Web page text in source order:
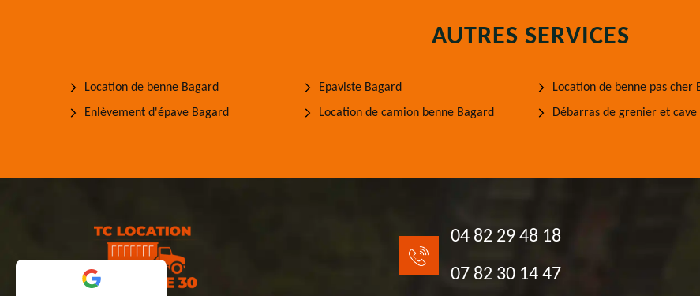
AUTRES SERVICES
Location de benne Bagard
Enlèvement d'épave Bagard
Epaviste Bagard
Location de camion benne Bagard
Location de benne pas cher
Débarras de grenier et cave
04 82 29 48 18
07 82 30 14 47